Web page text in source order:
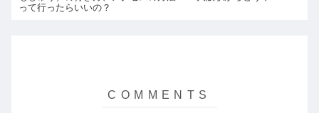
って行ったらいいの？